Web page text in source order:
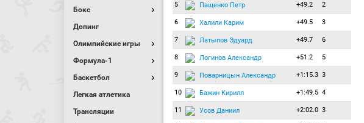
Бокс
Допинг
Олимпийские игры
Формула-1
Баскетбол
Легкая атлетика
Трансляции
5 Пащенко Петр +49.2 2
6 Халили Карим +49.5 3
7 Латыпов Эдуард +49.7 6
8 Логинов Александр +51.2 5
9 Поварницын Александр +1:15.3 3
10 Бажин Кирилл +1:49.5 4
11 Усов Даниил +2:02.0 3